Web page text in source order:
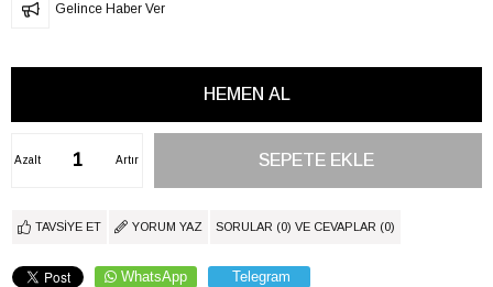
Gelince Haber Ver
Artır
Azalt
TAVSIYE ET YORUM YAZ SORULAR (0) VE CEVAPLAR (0)
WhatsApp Telegram